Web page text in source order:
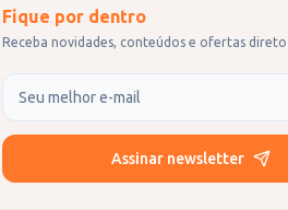
Fique por dentro
Receba novidades, conteúdos e ofertas direto
Seu e-mail
Assinar newsletter